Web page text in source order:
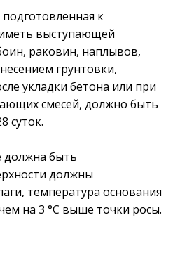
к
выступающей
раковин, наплывов,
грунтовки,
укладки бетона или при
смесей, должно быть
суток.
должна быть
должны
температура основания
на 3 °С выше точки росы.